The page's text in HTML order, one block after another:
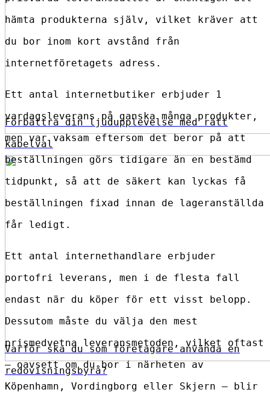
Förbättra din ljudupplevelse med rätt
kabelval
Varför ska du som företagare använda en
redovisningsbyrå?
hämta produkterna själv, vilket kräver att
du bor inom kort avstånd från
internetföretagets adress.
Ett antal internetbutiker erbjuder 1
vardagsleverans på ganska många produkter,
men var vaksam eftersom det beror på att
beställningen görs tidigare än en bestämd
tidpunkt, så att de säkert kan lyckas få
beställningen fixad innan de lageranställda
får ledigt.
Ett antal internethandlare erbjuder
portofri leverans, men i de flesta fall
endast när du köper för ett visst belopp.
Dessutom måste du välja den mest
prismedvetna leveransmetoden, vilket oftast
– oavsett om du bor i närheten av
Köpenhamn, Vordingborg eller Skjern – blir